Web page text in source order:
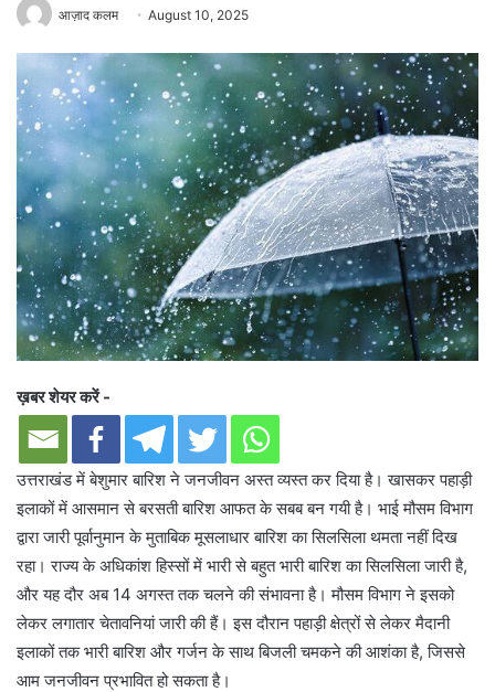
आज़ाद कलम August 10, 2025
ख़बर शेयर करें -
उत्तराखंड में बेशुमार बारिश ने जनजीवन अस्त व्यस्त कर दिया है। खासकर पहाड़ी
इलाकों में आसमान से बरसती बारिश आफत के सबब बन गयी है। भाई मौसम विभाग
द्वारा जारी पूर्वानुमान के मुताबिक मूसलाधार बारिश का सिलसिला थमता नहीं दिख
रहा। राज्य के अधिकांश हिस्सों में भारी से बहुत भारी बारिश का सिलसिला जारी है,
और यह दौर अब 14 अगस्त तक चलने की संभावना है। मौसम विभाग ने इसको
लेकर लगातार चेतावनियां जारी की हैं। इस दौरान पहाड़ी क्षेत्रों से लेकर मैदानी
इलाकों तक भारी बारिश और गर्जन के साथ बिजली चमकने की आशंका है, जिससे
आम जनजीवन प्रभावित हो सकता है।